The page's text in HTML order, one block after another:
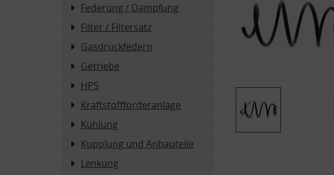
Federung / Dämpfung
Filter / Filtersatz
Gasdruckfedern
Getriebe
HPS
Kraftstoffförderanlage
Kühlung
Kupplung und Anbauteile
Lenkung